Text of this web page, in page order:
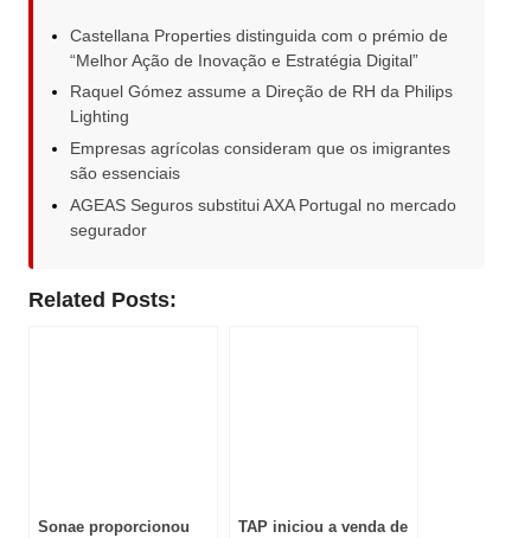
Castellana Properties distinguida com o prémio de
“Melhor Ação de Inovação e Estratégia Digital”
Raquel Gómez assume a Direção de RH da Philips
Lighting
Empresas agrícolas consideram que os imigrantes
são essenciais
AGEAS Seguros substitui AXA Portugal no mercado
segurador
Related Posts:
Sonae proporcionou
TAP iniciou a venda de